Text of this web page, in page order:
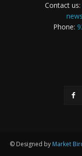
Contact us:
Phone:
© Designed by Market